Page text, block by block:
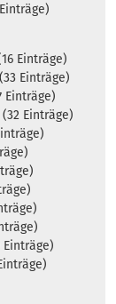
Einträge)
(33 Einträge)
Einträge)
(32 Einträge)
Einträge)